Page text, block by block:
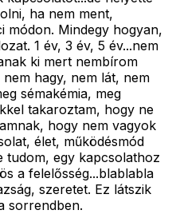
ha nem ment,
módon. Mindegy hogyan,
1 év, 3 év, 5 év...nem
ki mert nembírom
hagy, nem lát, nem
sémakémia, meg
takaroztam, hogy ne
hogy nem vagyok
élet, működésmód
tudom, egy kapcsolathoz
a felelősség...blablabla
szeretet. Ez látszik
sorrendben.